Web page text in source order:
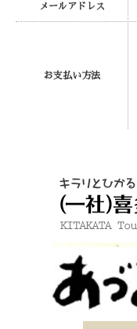
メールアドレス
お支払い方法